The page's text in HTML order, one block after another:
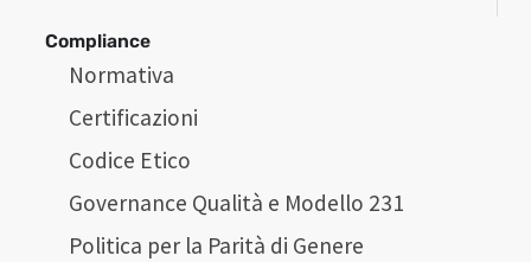
Compliance
Normativa
Certificazioni
Codice Etico
Governance Qualità e Modello 231
Politica per la Parità di Genere